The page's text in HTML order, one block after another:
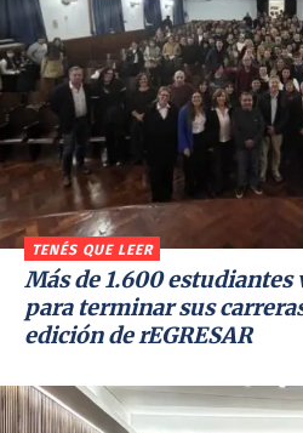
TENÉS QUE LEER
Más de 1.600 estudiantes
para terminar sus
edición de rEGRESAR